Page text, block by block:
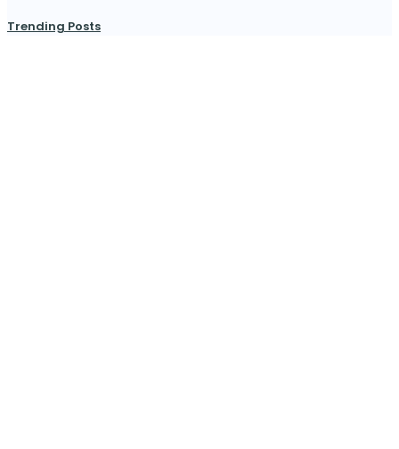
Trending Posts